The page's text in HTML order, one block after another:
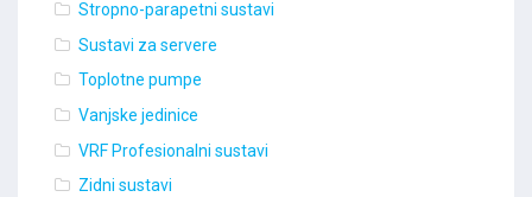
Stropno-parapetni sustavi
Sustavi za servere
Toplotne pumpe
Vanjske jedinice
VRF Profesionalni sustavi
Zidni sustavi